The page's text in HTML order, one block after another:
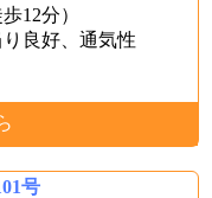
12分）
良好、通気性
号